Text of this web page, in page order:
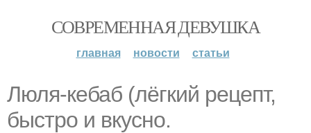
СОВРЕМЕННАЯ ДЕВУШКА
главная новости статьи
Люля-кeбаб (лёгкий рeцeпт,
быстро и вкусно.